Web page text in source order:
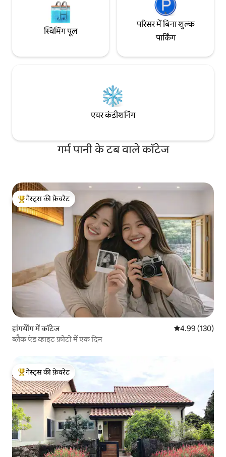
हैं कि आप जियान में अपने प्रियजनों के साथ एक
सुंदर और खुशनुमा समय बिताएँगे।
स्विमिंग पूल
परिसर में बिना शुल्क
पार्किंग
एयर कंडीशनिंग
गर्म पानी के टब वाले कॉटेज
गेस्ट्स का टॉप फ़ेवरेट
गेस्ट्स की फ़ेवरेट
हांगयेोंग में कॉटेज औसत रेटिंग 5 में से
4.99 (130)
ब्लैक एंड व्हाइट फ़ोटो में एक दिन
गेस्ट्स का टॉप फ़ेवरेट
गेस्ट्स की फ़ेवरेट